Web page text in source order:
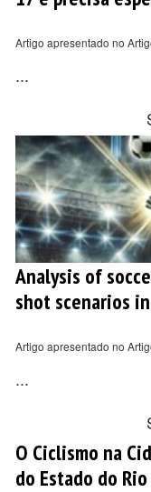
Artigo apresentado no
...
Analysis of
shot scenarios
Artigo apresentado no
...
O Ciclismo na
do Estado do